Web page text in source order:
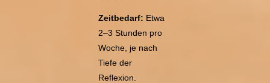
Zeitbedarf: Etwa
2–3 Stunden pro
Woche, je nach
Tiefe der
Reflexion.